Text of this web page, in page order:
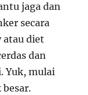
jaga dan
secara
atau diet
dan
Yuk, mulai